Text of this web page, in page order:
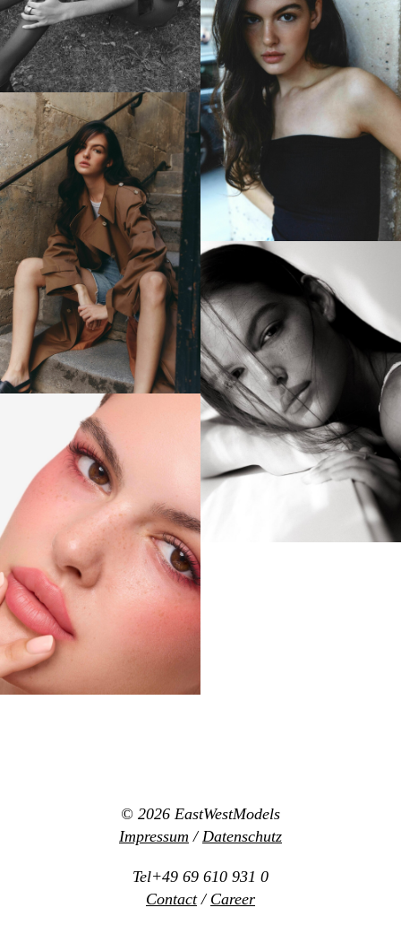
© 2026 EastWestModels
Impressum / Datenschutz
Tel+49 69 610 931 0
Contact/ Career